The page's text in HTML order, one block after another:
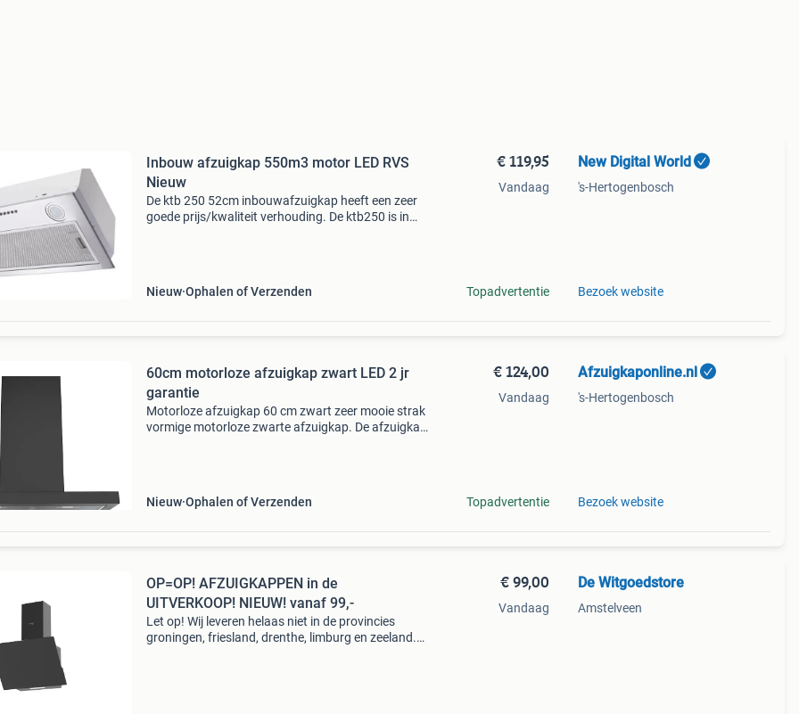
Inbouw afzuigkap 550m3 motor LED RVS
Nieuw
De ktb 250 52cm inbouwafzuigkap heeft een zeer
goede prijs/kwaliteit verhouding. De ktb250 is in
Nieuw Ophalen of Verzenden
€ 119,95
Vandaag
Topadvertentie
New Digital World
's-Hertogenbosch
Bezoek website
60cm motorloze afzuigkap zwart LED 2 jr
garantie
Motorloze afzuigkap 60 cm zwart zeer mooie strak
vormige motorloze zwarte afzuigkap. De afzuigkap
Nieuw Ophalen of Verzenden
€ 124,00
Vandaag
Topadvertentie
Afzuigkaponline.nl
's-Hertogenbosch
Bezoek website
OP=OP! AFZUIGKAPPEN in de
UITVERKOOP! NIEUW! vanaf 99,-
Let op! Wij leveren helaas niet in de provincies
groningen, friesland, drenthe, limburg en zeeland.
€ 99,00
Vandaag
De Witgoedstore
Amstelveen